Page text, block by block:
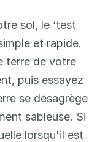
sol, le ‘test
et rapide.
terre de votre
puis essayez
se désagrège
sableuse. Si
lorsqu'il est